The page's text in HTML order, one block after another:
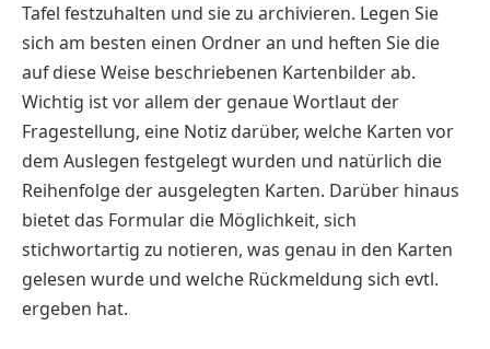
Tafel festzuhalten und sie zu archivieren. Legen Sie
sich am besten einen Ordner an und heften Sie die
auf diese Weise beschriebenen Kartenbilder ab.
Wichtig ist vor allem der genaue Wortlaut der
Fragestellung, eine Notiz darüber, welche Karten vor
dem Auslegen festgelegt wurden und natürlich die
Reihenfolge der ausgelegten Karten. Darüber hinaus
bietet das Formular die Möglichkeit, sich
stichwortartig zu notieren, was genau in den Karten
gelesen wurde und welche Rückmeldung sich evtl.
ergeben hat.